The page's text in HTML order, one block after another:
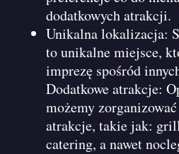
dodatkowych atrakcji.
Unikalna lokalizacja:
to unikalne miejsce,
imprezę spośród
Dodatkowe atrakcje:
możemy
atrakcje, takie jak:
catering, a nawet